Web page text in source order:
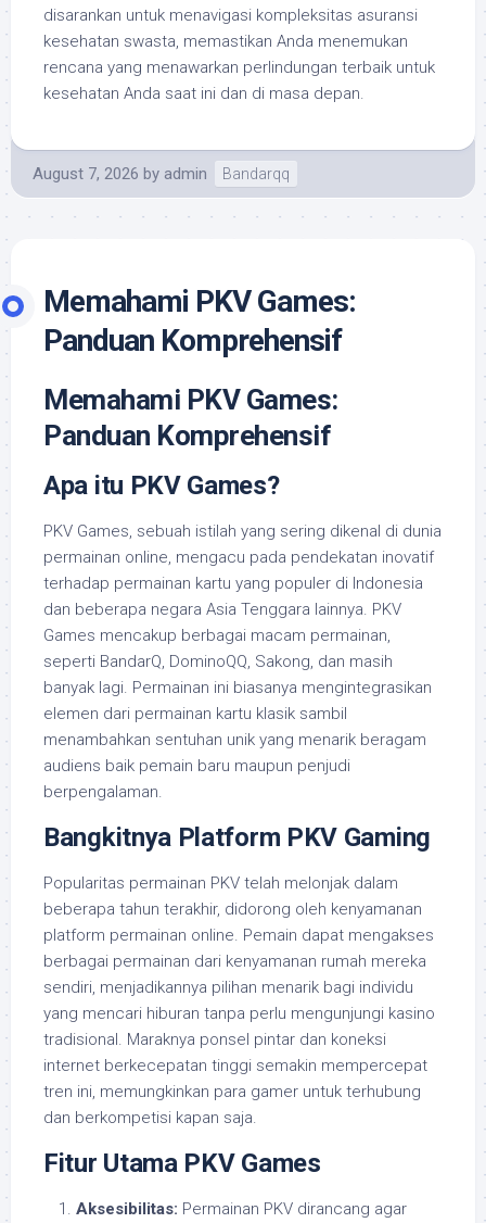
disarankan untuk menavigasi kompleksitas asuransi
kesehatan swasta, memastikan Anda menemukan
rencana yang menawarkan perlindungan terbaik untuk
kesehatan Anda saat ini dan di masa depan.
August 7, 2026 by admin Bandarqq
Memahami PKV Games:
Panduan Komprehensif
Memahami PKV Games:
Panduan Komprehensif
Apa itu PKV Games?
PKV Games, sebuah istilah yang sering dikenal di dunia
permainan online, mengacu pada pendekatan inovatif
terhadap permainan kartu yang populer di Indonesia
dan beberapa negara Asia Tenggara lainnya. PKV
Games mencakup berbagai macam permainan,
seperti BandarQ, DominoQQ, Sakong, dan masih
banyak lagi. Permainan ini biasanya mengintegrasikan
elemen dari permainan kartu klasik sambil
menambahkan sentuhan unik yang menarik beragam
audiens baik pemain baru maupun penjudi
berpengalaman.
Bangkitnya Platform PKV Gaming
Popularitas permainan PKV telah melonjak dalam
beberapa tahun terakhir, didorong oleh kenyamanan
platform permainan online. Pemain dapat mengakses
berbagai permainan dari kenyamanan rumah mereka
sendiri, menjadikannya pilihan menarik bagi individu
yang mencari hiburan tanpa perlu mengunjungi kasino
tradisional. Maraknya ponsel pintar dan koneksi
internet berkecepatan tinggi semakin mempercepat
tren ini, memungkinkan para gamer untuk terhubung
dan berkompetisi kapan saja.
Fitur Utama PKV Games
Aksesibilitas: Permainan PKV dirancang agar